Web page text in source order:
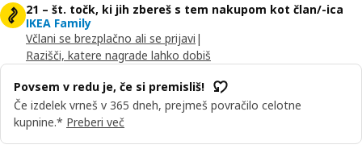
21 – št. točk, ki jih zbereš s tem nakupom kot član/-ica
IKEA Family
Včlani se brezplačno ali se prijavi |
Razišči, katere nagrade lahko dobiš
Povsem v redu je, če si premisliš!
Če izdelek vrneš v 365 dneh, prejmeš povračilo celotne
kupnine.* Preberi več